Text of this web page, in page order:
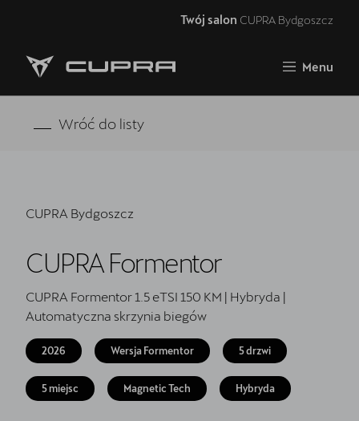
Twój salon CUPRA Bydgoszcz
Menu
Strona główna
Samochody dostępne od ręki
Jazda próbna CUPRĄ
CUPRA For Business
Akcesoria CUPRA
Finansowanie
5 lat gwarancji
Wróć do listy
CUPRA Bydgoszcz
CUPRA Formentor
CUPRA Formentor 1.5 eTSI 150 KM | Hybryda |
Automatyczna skrzynia biegów
2026 Wersja Formentor 5 drzwi
5 miejsc Magnetic Tech Hybryda